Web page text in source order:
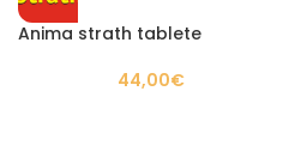
Anima strath tablete
44,00€